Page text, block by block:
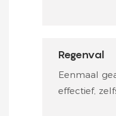
Regenval
Eenmaal
effectief,